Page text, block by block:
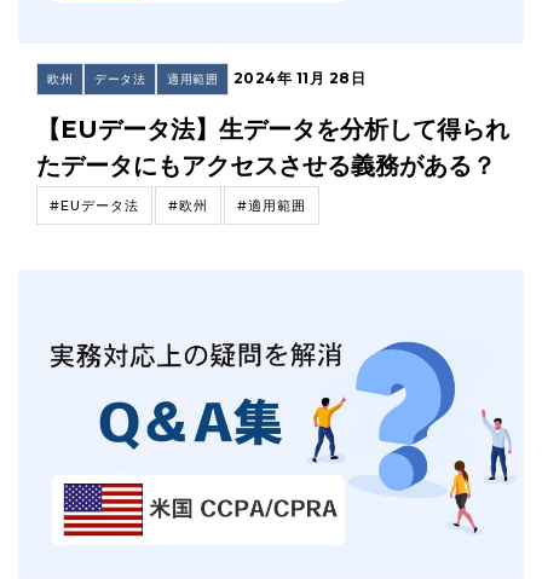
欧州 データ法 適用範囲 2024年 11月 28日
【EUデータ法】生データを分析して得られ
たデータにもアクセスさせる義務がある？
#EUデータ法 #欧州 #適用範囲